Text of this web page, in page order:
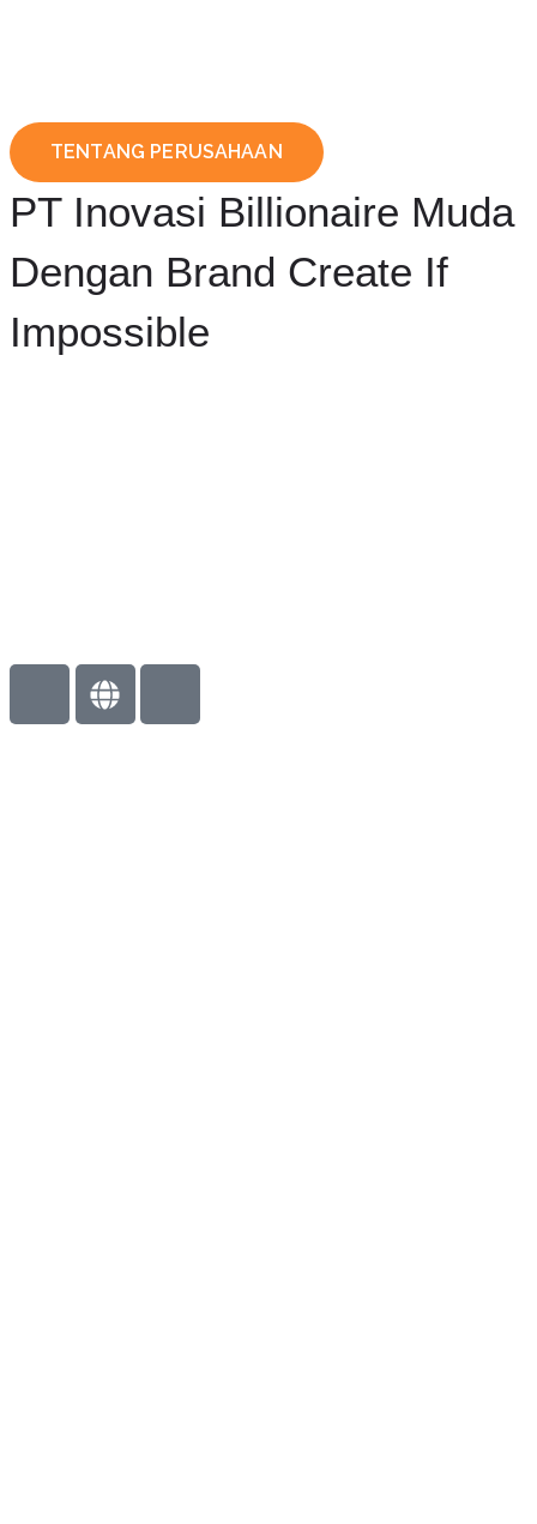
TENTANG PERUSAHAAN
PT Inovasi Billionaire Muda
Dengan Brand Create If
Impossible